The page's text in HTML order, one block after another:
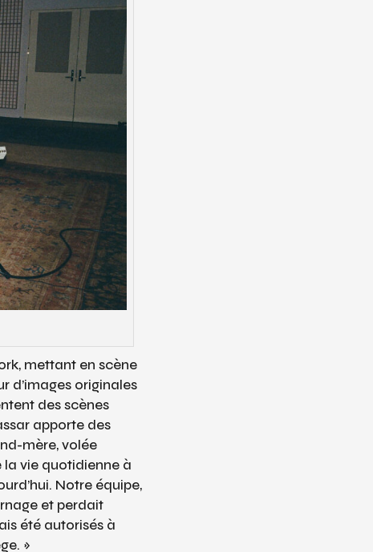
mettant en scène
d’images originales
des scènes
apporte des
mère, volée
la vie quotidienne à
Notre équipe,
et perdait
été autorisés à
»